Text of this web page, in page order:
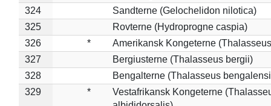
324
Sandterne (Gelochelidon nilotica)
325
Rovterne (Hydroprogne caspia)
326
*
Amerikansk Kongeterne
327
Bergiusterne (Thalasseus bergii)
328
Bengalterne (Thalasseus
329
*
Vestafrikansk Kongeterne